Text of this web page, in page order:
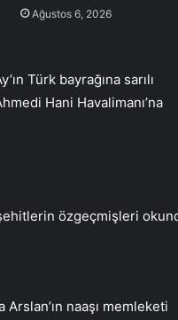
Ağustos 6, 2026
Türk bayrağına sarılı
Hani Havalimanı’na
özgeçmişleri
Arslan’ın naaşı memleketi